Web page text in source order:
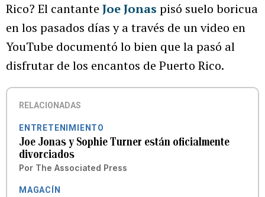
Rico? El cantante Joe Jonas pisó suelo boricua
en los pasados días y a través de un video en
YouTube documentó lo bien que la pasó al
disfrutar de los encantos de Puerto Rico.
RELACIONADAS
ENTRETENIMIENTO
Joe Jonas y Sophie Turner están oficialmente
divorciados
Por The Associated Press
MAGACÍN